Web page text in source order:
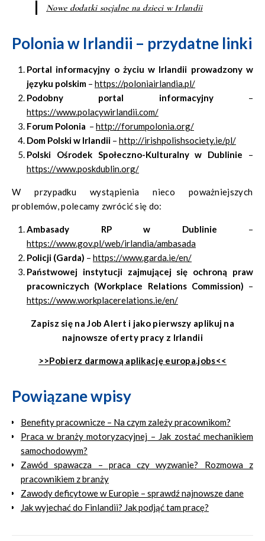
Nowe dodatki socjalne na dzieci w Irlandii
Polonia w Irlandii – przydatne linki
Portal informacyjny o życiu w Irlandii prowadzony w
języku polskim – https://poloniairlandia.pl/
Podobny portal informacyjny–
https://www.polacywirlandii.com/
Forum Polonia – http://forumpolonia.org/
Dom Polski w Irlandii – http://irishpolishsociety.ie/pl/
Polski Ośrodek Społeczno-Kulturalny w Dublinie –
https://www.poskdublin.org/
W przypadku wystąpienia nieco poważniejszych
problemów, polecamy zwrócić się do:
Ambasady RP w Dublinie –
https://www.gov.pl/web/irlandia/ambasada
Policji (Garda) – https://www.garda.ie/en/
Państwowej instytucji zajmującej się ochroną praw
pracowniczych (Workplace Relations Commission) –
https://www.workplacerelations.ie/en/
Zapisz się na Job Alert i jako pierwszy aplikuj na
najnowsze oferty pracy z Irlandii
>>Pobierz darmową aplikację europa.jobs<<
Powiązane wpisy
Benefity pracownicze – Na czym zależy pracownikom?
Praca w branży motoryzacyjnej – Jak zostać mechanikiem
samochodowym?
Zawód spawacza – praca czy wyzwanie? Rozmowa z
pracownikiem z branży
Zawody deficytowe w Europie – sprawdź najnowsze dane
Jak wyjechać do Finlandii? Jak podjąć tam pracę?